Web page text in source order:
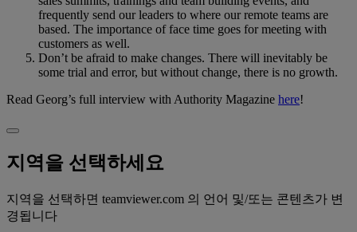
frequently send our leaders to where our remote teams are
based. The importance of face time goes for meeting with
customers as well.
Don’t be afraid to make changes. There will inevitably be
some trial and error, but without change, there is no growth.
Read Georg’s full interview with Authority Magazine here!
지역을 선택하세요
지역을 선택하면 teamviewer.com 의 언어 및/또는 콘텐츠가 변
경됩니다